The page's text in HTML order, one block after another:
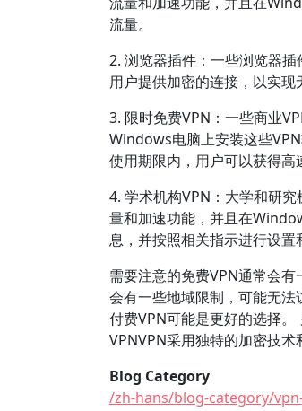
流量。
2. 浏览器插件：一些浏览器
用户提供加密的连接，以实现
3. 限时免费VPN：一些商业
Windows电脑上安装这些
使用期限内，用户可以获得高
4. 学术机构VPN：大学和研
量和加速功能，并且在
息，并按照相关指示进行设置
需要注意的免费VPN通常会
会有一些地域限制，可能无法
付费VPN可能是更好的选择
VPNVPN采用独特的加密技术
Blog Category
/zh-hans/blog-category/